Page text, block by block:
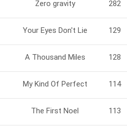
Zero gravity 282
Your Eyes Don't Lie 129
A Thousand Miles 128
My Kind Of Perfect 114
The First Noel 113